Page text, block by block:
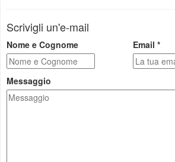
Scrivigli un'e-mail
Nome e Cognome Email *
Messaggio